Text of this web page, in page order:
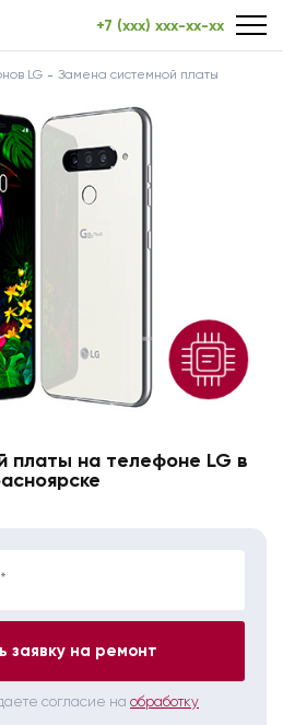
+7 (xxx) xxx-xx-xx
LG Замена системной платы
платы на телефоне LG в
заявку на ремонт
согласие на обработку